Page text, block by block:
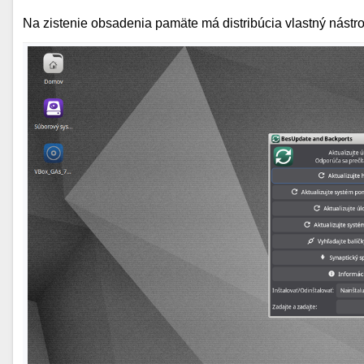
Na zistenie obsadenia pamäte má distribúcia vlastný